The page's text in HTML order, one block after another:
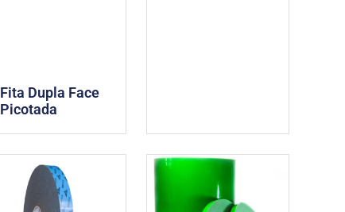
Fita Dupla Face
Picotada